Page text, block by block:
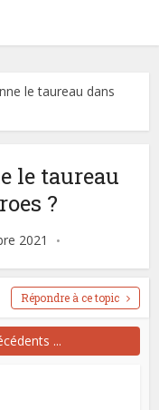
le taureau dans
le taureau
?
2021
Répondre à ce topic
...